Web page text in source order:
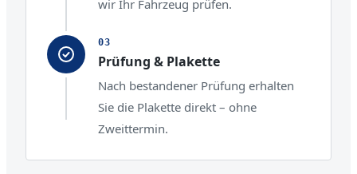
wir Ihr Fahrzeug prüfen.
Prüfung & Plakette
Nach bestandener Prüfung erhalten
Sie die Plakette direkt – ohne
Zweittermin.